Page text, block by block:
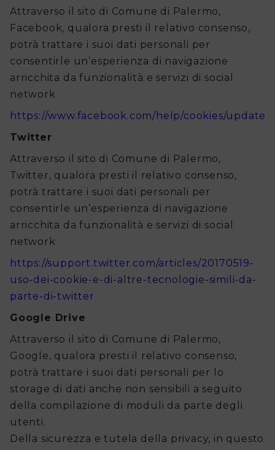
Attraverso il sito di Comune di Palermo,
Facebook, qualora presti il relativo consenso,
potrà trattare i suoi dati personali per
consentirle un’esperienza di navigazione
arricchita da funzionalità e servizi di social
network
https://www.facebook.com/help/cookies/update
Twitter
Attraverso il sito di Comune di Palermo,
Twitter, qualora presti il relativo consenso,
potrà trattare i suoi dati personali per
consentirle un’esperienza di navigazione
arricchita da funzionalità e servizi di social
network
https://support.twitter.com/articles/20170519-
uso-dei-cookie-e-di-altre-tecnologie-simili-da-
parte-di-twitter
Google Drive
Attraverso il sito di Comune di Palermo,
Google, qualora presti il relativo consenso,
potrà trattare i suoi dati personali per lo
storage di dati anche non sensibili a seguito
della compilazione di moduli da parte degli
utenti.
Della sicurezza e tutela della privacy, in questo